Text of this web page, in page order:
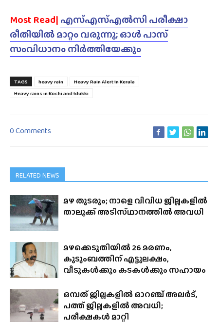
Most Read| എസ്എസ്എൽസി പരീക്ഷാ
രീതിയിൽ മാറ്റം വരുന്നു; ഓൾ പാസ്
സംവിധാനം നിർത്തിയേക്കും
TAGS heavy rain
Heavy Rain Alert In Kerala
Heavy rains in Kochi and Idukki
0 Comments
RELATED NEWS
മഴ തുടരും; നാളെ വിവിധ ജില്ലകളിൽ
താലൂക്ക് അടിസ്‌ഥാനത്തിൽ അവധി
മഴക്കെടുതിയിൽ 26 മരണം,
കുടുംബത്തിന് എട്ടുലക്ഷം,
വീടുകൾക്കും കടകൾക്കും സഹായം
ഒമ്പത് ജില്ലകളിൽ ഓറഞ്ച് അലർട്,
പത്ത് ജില്ലകളിൽ അവധി;
പരീക്ഷകൾ മാറ്റി